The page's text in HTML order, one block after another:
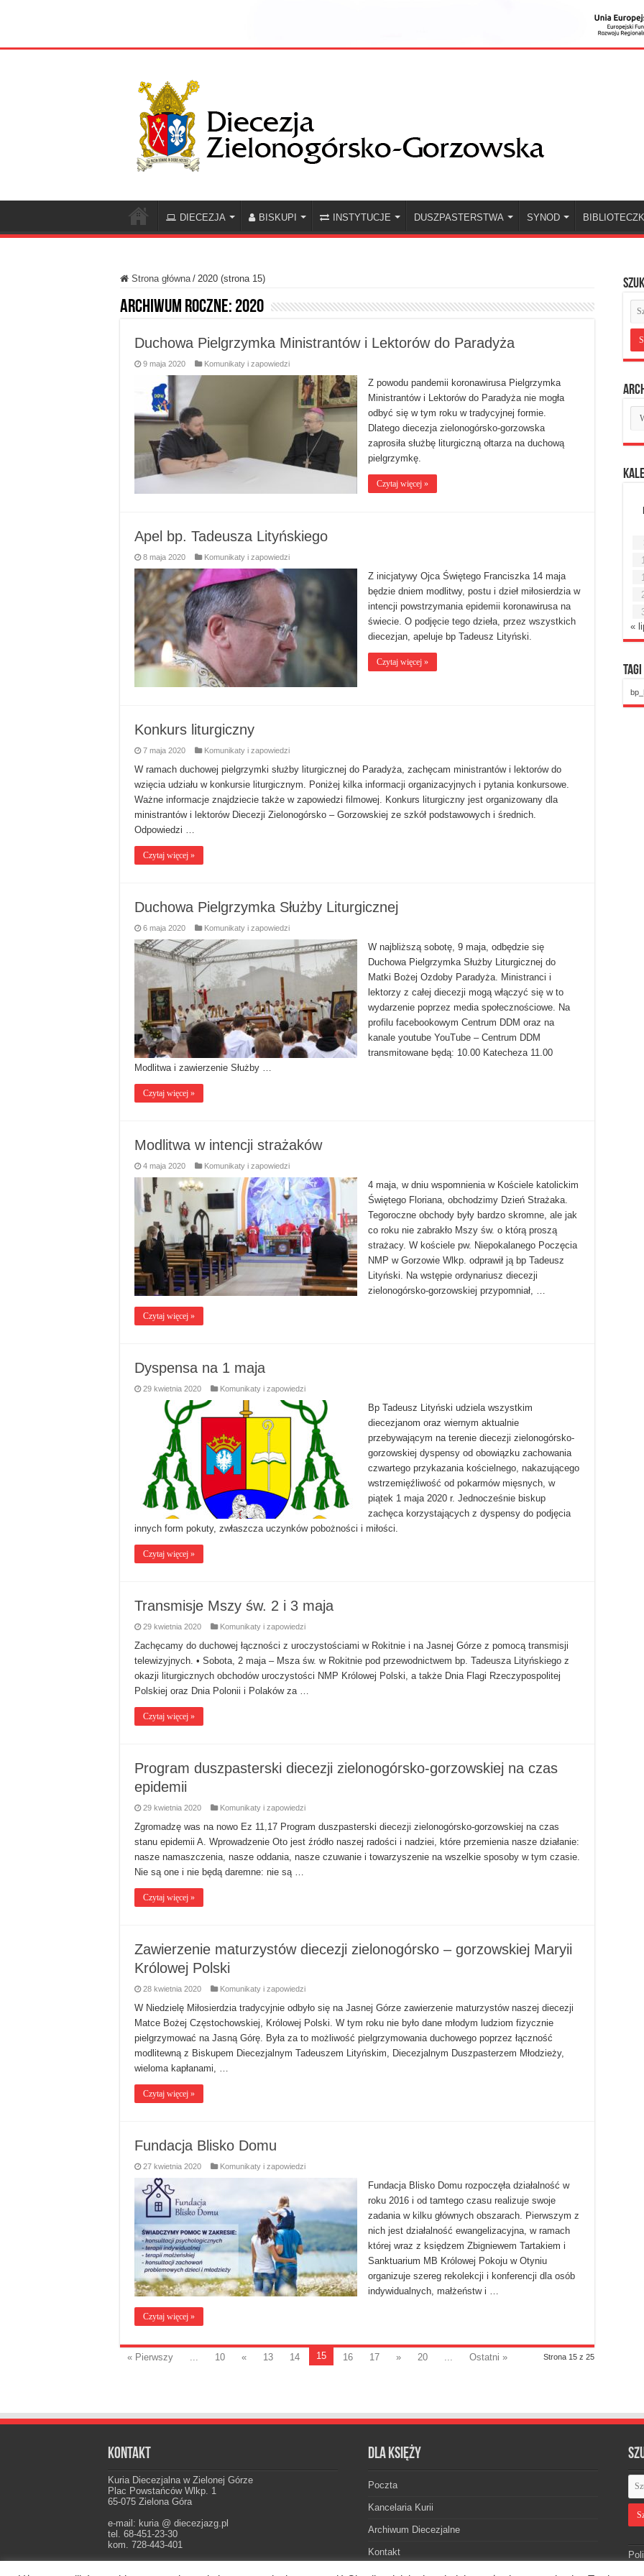
DIECEZJA BISKUPI INSTYTUCJE DUSZPASTERSTWA SYNOD
Strona główna / 2020 (strona 15)
Archiwum roczne: 2020
Duchowa Pielgrzymka Ministrantów i Lektorów do Paradyża
9 maja 2020 Komunikaty i zapowiedzi
Z powodu pandemii koronawirusa Pielgrzymka
Ministrantów i Lektorów do Paradyża nie mogła
odbyć się w tym roku w tradycyjnej formie.
Dlatego diecezja zielonogórsko-gorzowska
zaprosiła służbę liturgiczną ołtarza na duchową
pielgrzymkę.
Czytaj więcej »
Apel bp. Tadeusza Lityńskiego
8 maja 2020 Komunikaty i zapowiedzi
Z inicjatywy Ojca Świętego Franciszka 14 maja
będzie dniem modlitwy, postu i dzieł miłosierdzia w
intencji powstrzymania epidemii koronawirusa na
świecie. O podjęcie tego dzieła, przez wszystkich
diecezjan, apeluje bp Tadeusz Lityński.
Czytaj więcej »
Konkurs liturgiczny
7 maja 2020 Komunikaty i zapowiedzi
W ramach duchowej pielgrzymki służby liturgicznej do Paradyża, zachęcam ministrantów i lektorów do
wzięcia udziału w konkursie liturgicznym. Poniżej kilka informacji organizacyjnych i pytania konkursowe.
Ważne informacje znajdziecie także w zapowiedzi filmowej. Konkurs liturgiczny jest organizowany dla
ministrantów i lektorów Diecezji Zielonogórsko – Gorzowskiej ze szkół podstawowych i średnich.
Odpowiedzi …
Czytaj więcej »
Duchowa Pielgrzymka Służby Liturgicznej
6 maja 2020 Komunikaty i zapowiedzi
W najbliższą sobotę, 9 maja, odbędzie się
Duchowa Pielgrzymka Służby Liturgicznej do
Matki Bożej Ozdoby Paradyża. Ministranci i
lektorzy z całej diecezji mogą włączyć się w to
wydarzenie poprzez media społecznościowe. Na
profilu facebookowym Centrum DDM oraz na
kanale youtube YouTube – Centrum DDM
transmitowane będą: 10.00 Katecheza 11.00
Modlitwa i zawierzenie Służby …
Czytaj więcej »
Modlitwa w intencji strażaków
4 maja 2020 Komunikaty i zapowiedzi
4 maja, w dniu wspomnienia w Kościele katolickim
Świętego Floriana, obchodzimy Dzień Strażaka.
Tegoroczne obchody były bardzo skromne, ale jak
co roku nie zabrakło Mszy św. o którą proszą
strażacy. W kościele pw. Niepokalanego Poczęcia
NMP w Gorzowie Wlkp. odprawił ją bp Tadeusz
Lityński. Na wstępie ordynariusz diecezji
zielonogórsko-gorzowskiej przypomniał, …
Czytaj więcej »
Dyspensa na 1 maja
29 kwietnia 2020 Komunikaty i zapowiedzi
Bp Tadeusz Lityński udziela wszystkim
diecezjanom oraz wiernym aktualnie
przebywającym na terenie diecezji zielonogórsko-
gorzowskiej dyspensy od obowiązku zachowania
czwartego przykazania kościelnego, nakazującego
wstrzemięźliwość od pokarmów mięsnych, w
piątek 1 maja 2020 r. Jednocześnie biskup
zachęca korzystających z dyspensy do podjęcia
innych form pokuty, zwłaszcza uczynków pobożności i miłości.
Czytaj więcej »
Transmisje Mszy św. 2 i 3 maja
29 kwietnia 2020 Komunikaty i zapowiedzi
Zachęcamy do duchowej łączności z uroczystościami w Rokitnie i na Jasnej Górze z pomocą transmisji
telewizyjnych. • Sobota, 2 maja – Msza św. w Rokitnie pod przewodnictwem bp. Tadeusza Lityńskiego z
okazji liturgicznych obchodów uroczystości NMP Królowej Polski, a także Dnia Flagi Rzeczypospolitej
Polskiej oraz Dnia Polonii i Polaków za …
Czytaj więcej »
Program duszpasterski diecezji zielonogórsko-gorzowskiej na czas
epidemii
29 kwietnia 2020 Komunikaty i zapowiedzi
Zgromadzę was na nowo Ez 11,17 Program duszpasterski diecezji zielonogórsko-gorzowskiej na czas
stanu epidemii A. Wprowadzenie Oto jest źródło naszej radości i nadziei, które przemienia nasze działanie:
nasze namaszczenia, nasze oddania, nasze czuwanie i towarzyszenie na wszelkie sposoby w tym czasie.
Nie są one i nie będą daremne: nie są …
Czytaj więcej »
Zawierzenie maturzystów diecezji zielonogórsko – gorzowskiej Maryii
Królowej Polski
28 kwietnia 2020 Komunikaty i zapowiedzi
W Niedzielę Miłosierdzia tradycyjnie odbyło się na Jasnej Górze zawierzenie maturzystów naszej diecezji
Matce Bożej Częstochowskiej, Królowej Polski. W tym roku nie było dane młodym ludziom fizycznie
pielgrzymować na Jasną Górę. Była za to możliwość pielgrzymowania duchowego poprzez łączność
modlitewną z Biskupem Diecezjalnym Tadeuszem Lityńskim, Diecezjalnym Duszpasterzem Młodzieży,
wieloma kapłanami, …
Czytaj więcej »
Fundacja Blisko Domu
27 kwietnia 2020 Komunikaty i zapowiedzi
Fundacja Blisko Domu rozpoczęła działalność w
roku 2016 i od tamtego czasu realizuje swoje
zadania w kilku głównych obszarach. Pierwszym z
nich jest działalność ewangelizacyjna, w ramach
której wraz z księdzem Zbigniewem Tartakiem i
Sanktuarium MB Królowej Pokoju w Otyniu
organizuje szereg rekolekcji i konferencji dla osób
indywidualnych, małżeństw i …
Czytaj więcej »
Strona 15 z 25
« Pierwszy ... 10 « 13 14 15 16 17 » 20 ... Ostatni »
«
Tagi
Kontakt
Kuria Diecezjalna w Zielonej Górze
Plac Powstańców Wlkp. 1
65-075 Zielona Góra
e-mail: kuria @ diecezjazg.pl
tel. 68-451-23-30
kom. 728-443-401
Dla księży
Poczta
Kancelaria Kurii
Archiwum Diecezjalne
Kontakt